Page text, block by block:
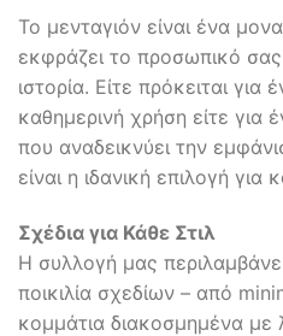
Το μενταγιόν είναι ένα
εκφράζει το προσωπικό
ιστορία. Είτε πρόκειται για
καθημερινή χρήση είτε για
που αναδεικνύει την
είναι η ιδανική επιλογή για
Σχέδια για Κάθε Στιλ
Η συλλογή μας
ποικιλία σχεδίων – από
κομμάτια διακοσμημένα με